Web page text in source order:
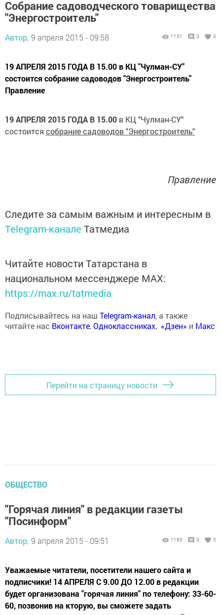
Собрание садоводческого товарищества
"Энергостроитель"
Автор, 9 апреля 2015 - 09:58 1101 0 0
19 АПРЕЛЯ 2015 ГОДА В 15.00 в КЦ "Чулман-СУ"
состоится собрание садоводов "Энергостроитель"
Правление
19 АПРЕЛЯ 2015 ГОДА В 15.00 в КЦ "Чулман-СУ"
состоится собрание садоводов "Энергостроитель"
Правление
Следите за самым важным и интересным в
Telegram-канале Татмедиа
Читайте новости Татарстана в
национальном мессенджере MАХ:
https://max.ru/tatmedia
Подписывайтесь на наш Telegram-канал, а также
читайте нас Вконтакте,Одноклассниках, «Дзен» и Макс
Перейти на страницу новости
ОБЩЕСТВО
"Горячая линия" в редакции газеты
"Посинформ"
Автор, 9 апреля 2015 - 09:51 1163 0 0
Уважаемые читатели, посетители нашего сайта и
подписчики! 14 АПРЕЛЯ С 9.00 ДО 12.00 в редакции
будет организована "горячая линия" по телефону: 33-60-
60, позвонив на кторую, вы сможете задать